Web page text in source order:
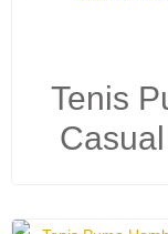
Tenis